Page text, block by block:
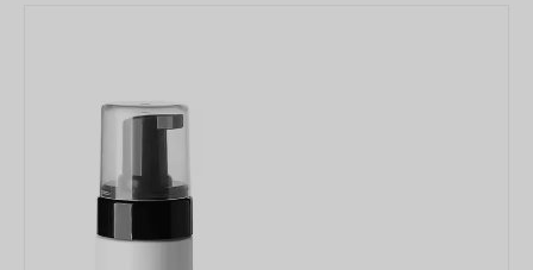
mm de diámetro y un práctico gancho para colgar […]